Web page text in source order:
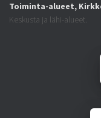
Toiminta-alueet,
Keskusta ja lähi-alueet.